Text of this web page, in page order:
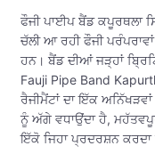
ਫੌਜੀ ਪਾਈਪ ਬੈਂਡ ਕਪੂਰਥਲਾ
ਚੱਲੀ ਆ ਰਹੀ ਫੌਜੀ
ਹਨ। ਬੈਂਡ ਦੀਆਂ ਜੜ੍ਹਾਂ
Fauji Pipe Band
ਰੈਜੀਮੈਂਟਾਂ ਦਾ ਇੱਕ
ਨੂੰ ਅੱਗੇ ਵਧਾਉਂਦਾ ਹੈ,
ਇੱਕੋ ਜਿਹਾ ਪ੍ਰਦਰਸ਼ਨ ਕਰਦਾ